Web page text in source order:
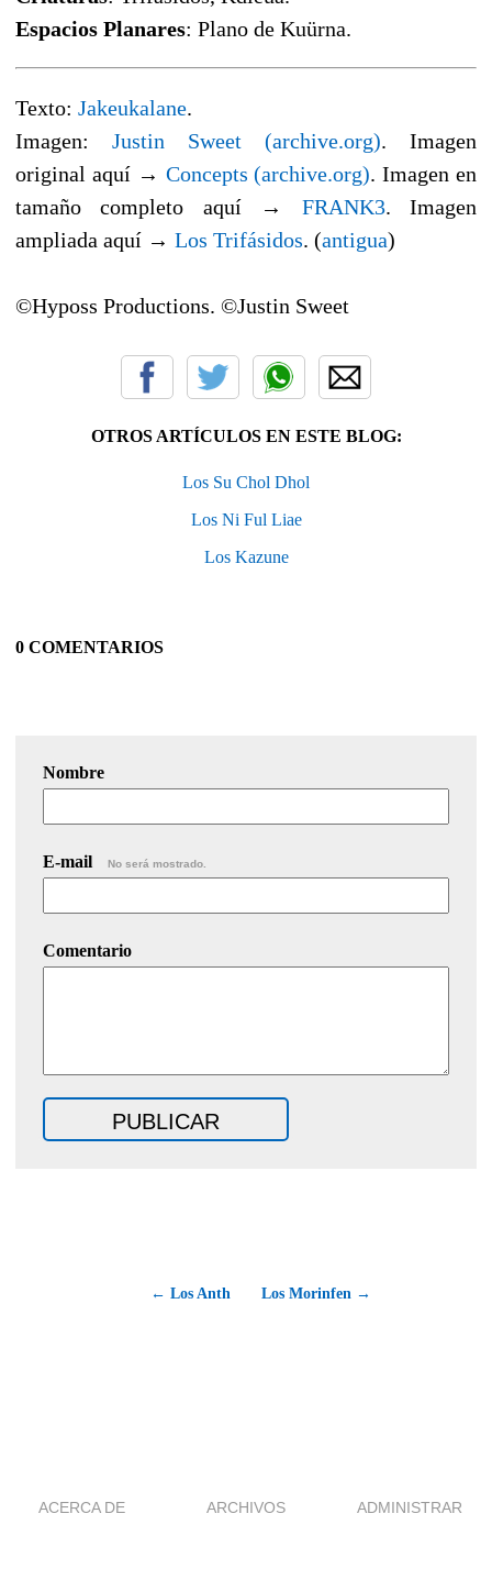
Espacios Planares: Plano de Kuürna.
Texto: Jakeukalane.
Imagen: Justin Sweet (archive.org). Imagen
original aquí → Concepts (archive.org). Imagen en
tamaño completo aquí → FRANK3. Imagen
ampliada aquí → Los Trifásidos. (antigua)
©Hyposs Productions. ©Justin Sweet
OTROS ARTÍCULOS EN ESTE BLOG:
Los Su Chol Dhol
Los Ni Ful Liae
Los Kazune
0 COMENTARIOS
Nombre
E-mail No será mostrado.
Comentario
← Los Anth Los Morinfen →
ACERCA DE ARCHIVOS ADMINISTRAR